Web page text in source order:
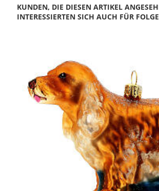
KUNDEN, DIE DIESEN ARTIKEL
INTERESSIERTEN SICH AUCH FÜR